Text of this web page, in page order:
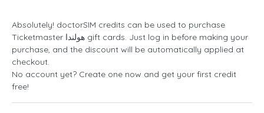
Absolutely! doctorSIM credits can be used to purchase
Ticketmaster هولندا gift cards. Just log in before making your
purchase, and the discount will be automatically applied at
checkout.
No account yet? Create one now and get your first credit
free!